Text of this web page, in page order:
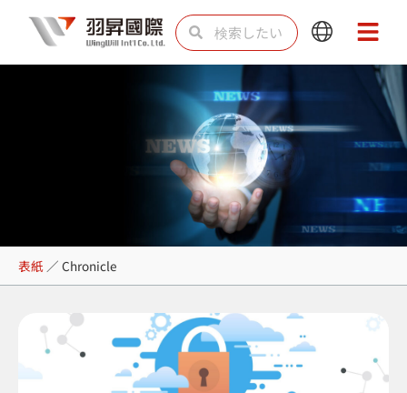
を
検
索 索
Main
Menu
Main
Menu
Chronicle
表紙 ／ Chronicle